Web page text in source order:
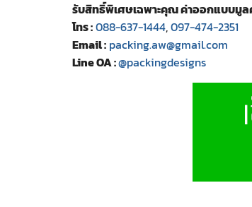
รับสิทธิ์พิเศษเฉพาะคุณ ค่าออกแบบมูล
โทร :088-637-1444,097-474-2351
Email : packing.aw@gmail.com
Line OA :@packingdesigns